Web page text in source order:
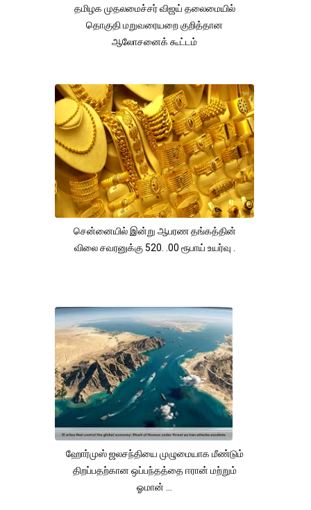
தமிழக முதலமைச்சர் விஜய் தலைமையில்
தொகுதி மறுவரையறை குறித்தான
ஆலோசனைக் கூட்டம்
சென்னையில் இன்று ஆபரண தங்கத்தின்
விலை சவரனுக்கு 520. .00 ரூபாய் உயர்வு .
ஹோர்முஸ் ஜலசந்தியை முழுமையாக மீண்டும்
திறப்பதற்கான ஒப்பந்தத்தை ஈரான் மற்றும்
ஓமான் ...